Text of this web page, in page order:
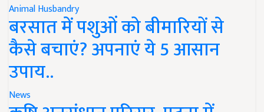
Animal Husbandry
बरसात में पशुओं को बीमारियों से
कैसे बचाएं? अपनाएं ये 5 आसान
उपाय..
News